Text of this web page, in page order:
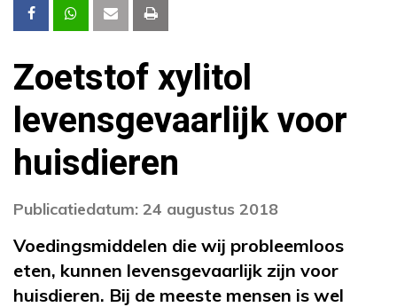
Zoetstof xylitol
levensgevaarlijk voor
huisdieren
Publicatiedatum: 24 augustus 2018
Voedingsmiddelen die wij probleemloos
eten, kunnen levensgevaarlijk zijn voor
huisdieren. Bij de meeste mensen is wel